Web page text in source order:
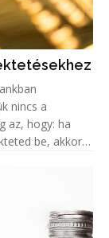
nincs a
az, hogy: ha
be, akkor